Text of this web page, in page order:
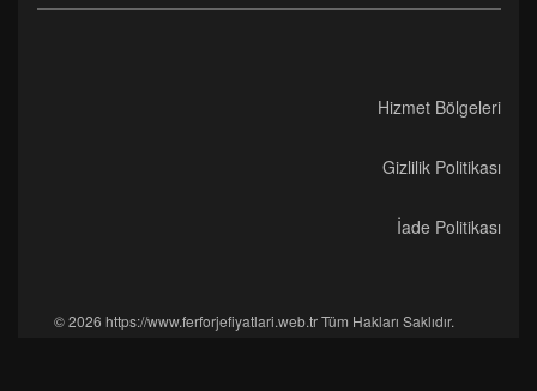
Hizmet Bölgeleri
Gizlilik Politikası
İade Politikası
© 2026 https://www.ferforjefiyatlari.web.tr Tüm Hakları Saklıdır.